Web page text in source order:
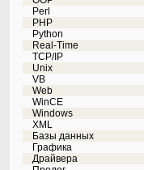
Perl
PHP
Python
Real-Time
TCP/IP
Unix
VB
Web
WinCE
Windows
XML
Базы данных
Графика
Драйвера